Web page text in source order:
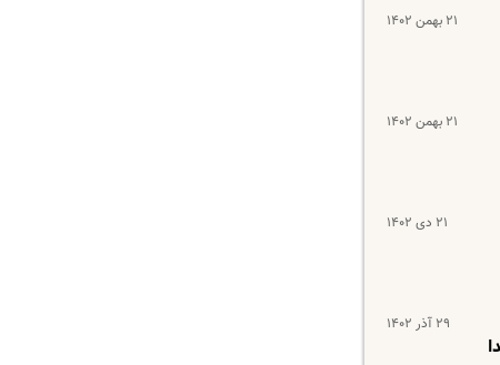
۲۱ بهمن ۱۴۰۲
۲۱ بهمن ۱۴۰۲
۲۱ دی ۱۴۰۲
۲۹ آذر ۱۴۰۲